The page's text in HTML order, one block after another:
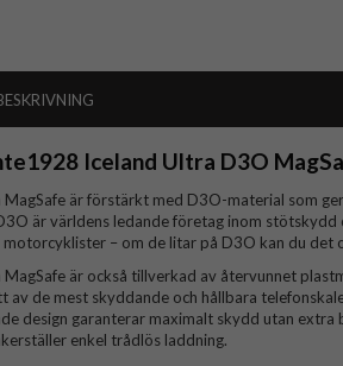
Iceland Ultra D3O
MagSafe är förstärkt med D3O-material som
är världens ledande företag inom
– om de litar på D3O kan du det
MagSafe är också tillverkad av återvunnet
av de mest skyddande och hållbara
design garanterar maximalt skydd utan extra
enkel trådlös laddning.